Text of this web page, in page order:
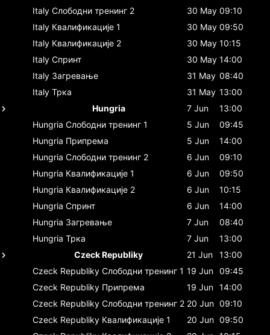
Italy Слободни тренинг 2 30 May 09:10
Italy Квалификације 1 30 May 09:50
Italy Квалификације 2 30 May 10:15
Italy Спринт 30 May 14:00
Italy Загревање 31 May 08:40
Italy Трка 31 May 13:00
Hungria
7 Jun
13:00
Hungria Слободни тренинг 1 5 Jun
09:45
Hungria Припрема 5 Jun
14:00
Hungria Слободни тренинг 2 6 Jun
09:10
Hungria Квалификације 1 6 Jun
09:50
Hungria Квалификације 2 6 Jun
10:15
Hungria Спринт 6 Jun
14:00
Hungria Загревање 7 Jun
08:40
Hungria Трка 7 Jun
13:00
Czeck Republiky
21 Jun
13:00
Czeck Republiky Слободни тренинг 1 19 Jun 09:45
Czeck Republiky Припрема 19 Jun 14:00
Czeck Republiky Слободни тренинг 2 20 Jun 09:10
Czeck Republiky Квалификације 1 20 Jun 09:50